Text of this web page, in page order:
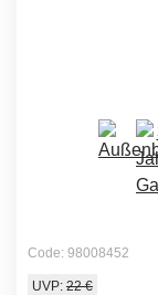
Code: 98008452
UVP: 22 €